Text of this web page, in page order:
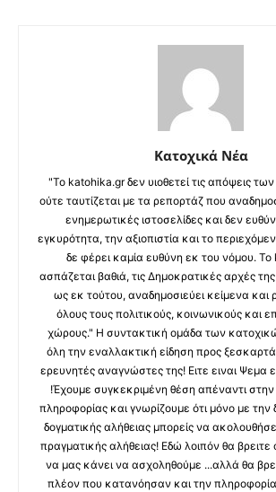
Κατοχικά Νέα
"Το katohika.gr δεν υιοθετεί τις απόψεις
ούτε ταυτίζεται με τα ρεπορτάζ που
ενημερωτικές ιστοσελίδες και δεν
εγκυρότητα, την αξιοπιστία και το
δε φέρει καμία ευθύνη εκ του νόμου.
ασπάζεται βαθιά, τις Δημοκρατικές αρχές
ως εκ τούτου, αναδημοσιεύει κείμενα και
όλους τους πολιτικούς, κοινωνικούς και
χώρους." Η συντακτική ομάδα των
όλη την εναλλακτική είδηση προς
ερευνητές αναγνώστες της! Ειτε ειναι Ψεμα
!Έχουμε συγκεκριμένη θέση απέναντι
πληροφορίας και γνωρίζουμε ότι μόνο με την
δογματικής αλήθειας μπορείς να
πραγματικής αλήθειας! Εδώ λοιπόν θα βρειτε
να μας κάνει να ασχοληθούμε ...αλλά θα
πλέον που κατανόησαν και την πληροφορία